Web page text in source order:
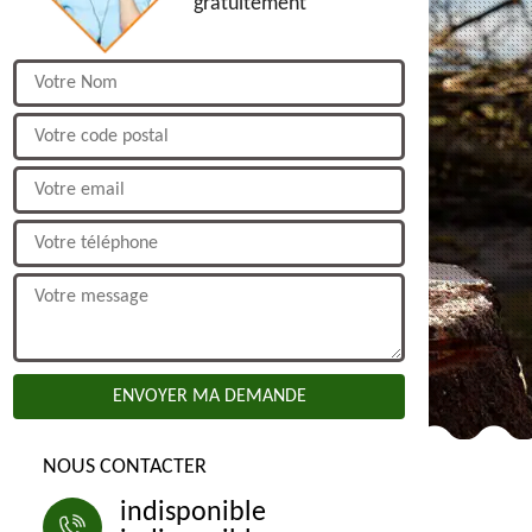
NOUS CONTACTER
indisponible